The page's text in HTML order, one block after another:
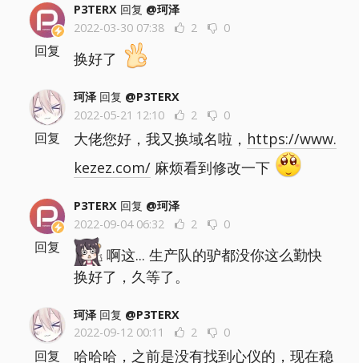
P3TERX 回复 @珂泽
2022-03-30 07:38
2 0
换好了
回复
珂泽 回复 @P3TERX
2022-05-21 12:10
2 0
大佬您好，我又换域名啦， https://www.
kezez.com/ 麻烦看到修改一下
回复
P3TERX 回复 @珂泽
2022-09-04 06:32
2 0
啊这... 生产队的驴都没你这么勤快
换好了，久等了。
回复
珂泽 回复 @P3TERX
2022-09-12 00:11
2 0
哈哈哈，之前是没有找到心仪的，现在稳
回复